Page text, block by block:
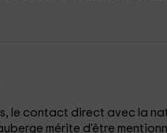
le contact direct avec la
mérite d'être